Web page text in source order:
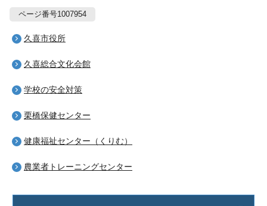
ページ番号1007954
久喜市役所
久喜総合文化会館
学校の安全対策
栗橋保健センター
健康福祉センター（くりむ）
農業者トレーニングセンター